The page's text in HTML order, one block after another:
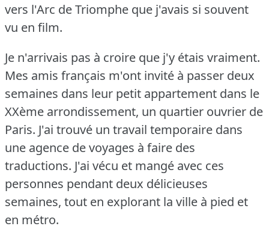
vers l'Arc de Triomphe que j'avais si souvent
vu en film.
Je n'arrivais pas à croire que j'y étais vraiment.
Mes amis français m'ont invité à passer deux
semaines dans leur petit appartement dans le
XXème arrondissement, un quartier ouvrier de
Paris. J'ai trouvé un travail temporaire dans
une agence de voyages à faire des
traductions. J'ai vécu et mangé avec ces
personnes pendant deux délicieuses
semaines, tout en explorant la ville à pied et
en métro.